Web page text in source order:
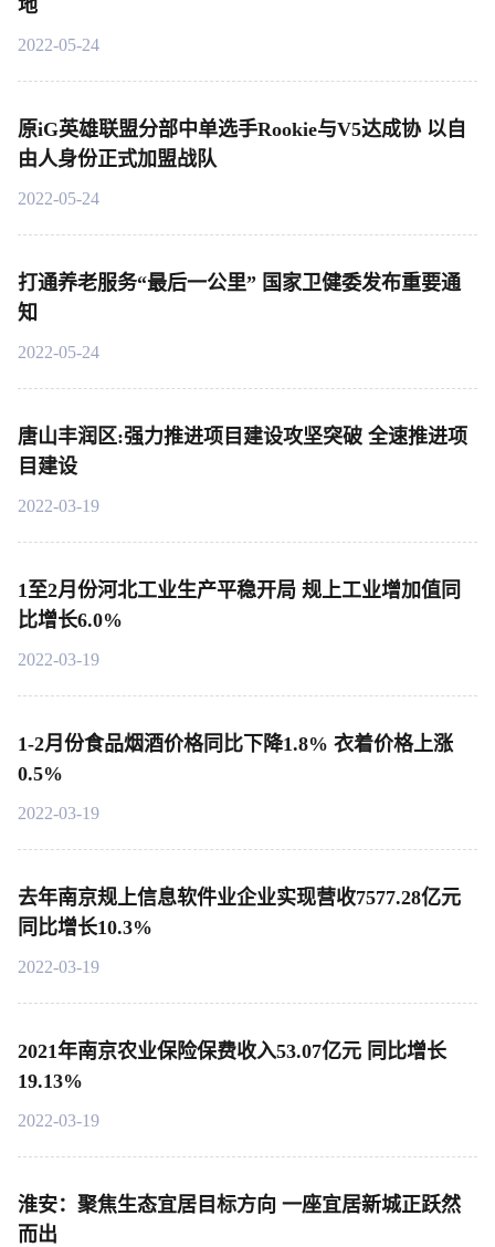
地
2022-05-24
原iG英雄联盟分部中单选手Rookie与V5达成协 以自
由人身份正式加盟战队
2022-05-24
打通养老服务“最后一公里” 国家卫健委发布重要通
知
2022-05-24
唐山丰润区:强力推进项目建设攻坚突破 全速推进项
目建设
2022-03-19
1至2月份河北工业生产平稳开局 规上工业增加值同
比增长6.0%
2022-03-19
1-2月份食品烟酒价格同比下降1.8% 衣着价格上涨
0.5%
2022-03-19
去年南京规上信息软件业企业实现营收7577.28亿元
同比增长10.3%
2022-03-19
2021年南京农业保险保费收入53.07亿元 同比增长
19.13%
2022-03-19
淮安：聚焦生态宜居目标方向 一座宜居新城正跃然
而出